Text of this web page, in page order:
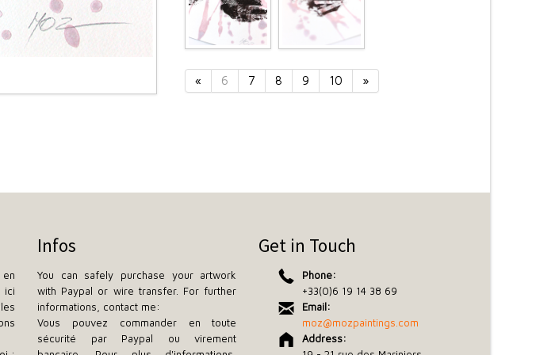
« 6 7 8 9 10 »
ici
Infos
You can safely purchase your artwork
with Paypal or wire transfer. For further
informations, contact me:
Vous pouvez commander en toute
sécurité par Paypal ou virement
Get in Touch
Phone:
+33(0)6 19 14 38 69
Email:
moz@mozpaintings.com
Address: